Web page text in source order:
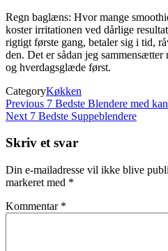
Regn baglæns: Hvor mange
koster irritationen ved dårlige
rigtigt første gang, betaler sig i tid,
den. Det er sådan jeg
og hverdagsglæde først.
CategoryKøkken
Indlægsnavigation
Previous
Post
Previous 7 Bedste Blendere med
Next
Next 7 Bedste Suppeblendere
Skriv et svar
Din e-mailadresse vil ikke blive
markeret med *
Kommentar *